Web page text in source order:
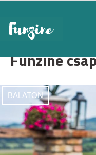
Funzine
BALATON